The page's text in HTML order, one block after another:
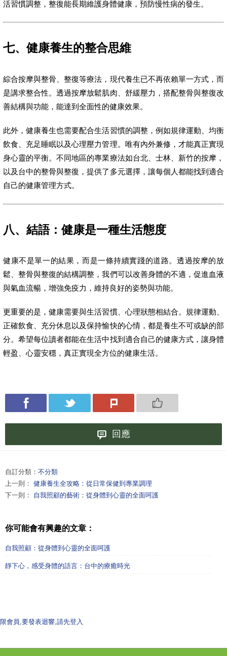
活習慣調整，整復能長期維護身體健康，預防慢性病的發生。
七、健康養生的整合思維
綜合按摩與整骨、整復等療法，現代養生已不再依賴單一方式，而
是講求整合性。透過按摩放鬆肌肉、舒緩壓力，搭配整骨與整復改
善結構與功能，能達到全面性的健康效果。
此外，健康養生也需要配合生活習慣的調整，例如規律運動、均衡
飲食、充足睡眠以及心理壓力管理。唯有內外兼修，才能真正實現
身心靈的平衡。不同地區的專業療法如台北、士林、新竹的按摩，
以及台中的整骨與整復，提供了多元選擇，讓每個人都能找到適合
自己的健康管理方式。
八、結語：健康是一種生活態度
健康不是單一的結果，而是一條持續實踐的道路。透過按摩的放
鬆、整骨與整復的結構調整，我們可以改善身體的不適，促進血液
與氣血流暢，增強免疫力，維持良好的姿勢與功能。
更重要的是，健康需要與生活習慣、心理狀態相結合。規律運動、
正確飲食、充分休息以及保持愉快的心情，都是養生不可或缺的部
分。希望每位讀者都能在生活中找到適合自己的健康方式，讓身體
輕盈、心靈安穩，真正實現全方位的健康生活。
回應
自訂分類： 不分類
上一則： 健康養生全攻略：從日常保健到專業調理
下一則： 自我照顧的藝術：從身體到心靈的全面呵護
你可能會有興趣的文章：
自我照顧：從身體到心靈的全面呵護
靜下心，感受身體的語言：台中的療癒時光
限會員,要發表迴響,請先登入